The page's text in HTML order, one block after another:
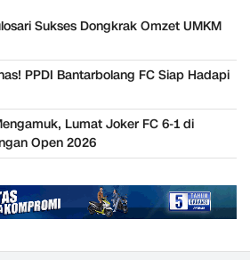
Sukses Dongkrak Omzet UMKM
PPDI Bantarbolang FC Siap Hadapi
Lumat Joker FC 6-1 di
Open 2026